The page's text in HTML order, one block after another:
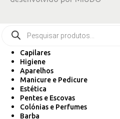
Capilares
Higiene
Aparelhos
Manicure e Pedicure
Estética
Pentes e Escovas
Colónias e Perfumes
Barba